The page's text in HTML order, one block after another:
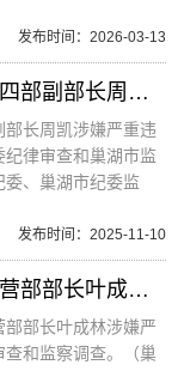
发布时间：2026-03-13
安徽皖维高新材料股份有限公司销售四部副部长周凯接受纪律审查和监察调查
长周凯涉嫌严重违
律审查和巢湖市监
委、巢湖市纪委监
发布时间：2025-11-10
合肥金丝柳生态建设有限公司市场经营部部长叶成林接受纪律审查和监察调查
部长叶成林涉嫌严
和监察调查。（巢